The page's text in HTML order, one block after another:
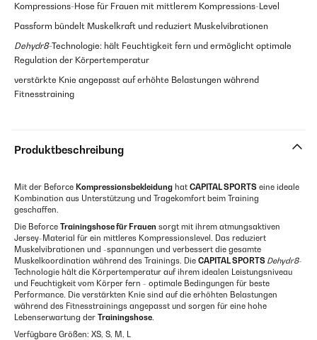
Kompressions-Hose für Frauen mit mittlerem Kompressions-Level
Passform bündelt Muskelkraft und reduziert Muskelvibrationen
Dehydr8-Technologie: hält Feuchtigkeit fern und ermöglicht optimale
Regulation der Körpertemperatur
verstärkte Knie angepasst auf erhöhte Belastungen während
Fitnesstraining
Produktbeschreibung
Mit der Beforce Kompressionsbekleidung hat CAPITAL SPORTS eine ideale
Kombination aus Unterstützung und Tragekomfort beim Training
geschaffen.
Die Beforce Trainingshose für Frauen sorgt mit ihrem atmungsaktiven
Jersey-Material für ein mittleres Kompressionslevel. Das reduziert
Muskelvibrationen und -spannungen und verbessert die gesamte
Muskelkoordination während des Trainings. Die CAPITAL SPORTS Dehydr8-
Technologie hält die Körpertemperatur auf ihrem idealen Leistungsniveau
und Feuchtigkeit vom Körper fern - optimale Bedingungen für beste
Performance. Die verstärkten Knie sind auf die erhöhten Belastungen
während des Fitnesstrainings angepasst und sorgen für eine hohe
Lebenserwartung der Trainingshose.
Verfügbare Größen: XS, S, M, L